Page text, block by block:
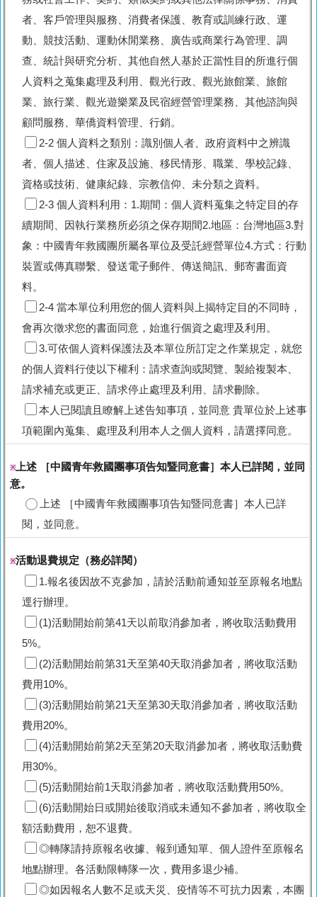
者、客戶管理與服務、消費者保護、教育或訓練行政、運
動、競技活動、運動休閒業務、廣告或商業行為管理、調
查、統計與研究分析、其他自然人基於正當性目的所進行個
人資料之蒐集處理及利用、觀光行政、觀光旅館業、旅館
業、旅行業、觀光遊樂業及民宿經營管理業務、其他諮詢與
顧問服務、華僑資料管理、行銷。
2-2 個人資料之類別：識別個人者、政府資料中之辨識
者、個人描述、住家及設施、移民情形、職業、學校記錄、
資格或技術、健康紀錄、宗教信仰、未分類之資料。
2-3 個人資料利用：1.期間：個人資料蒐集之特定目的存
續期間、因執行業務所必須之保存期間2.地區：台灣地區3.對
象：中國青年救國團所屬各單位及受託經營單位4.方式：行動
裝置或傳真聯繫、發送電子郵件、傳送簡訊、郵寄書面資
料。
2-4 當本單位利用您的個人資料與上揭特定目的不同時，
會再次徵求您的書面同意，始進行個資之處理及利用。
3.可依個人資料保護法及本單位所訂定之作業規定，就您
的個人資料行使以下權利：請求查詢或閱覽、製給複製本、
請求補充或更正、請求停止處理及利用、請求刪除。
本人已閱讀且瞭解上述告知事項，並同意 貴單位於上述事
項範圍內蒐集、處理及利用本人之個人資料，請選擇同意。
※上述 ［中國青年救國團事項告知暨同意書］本人已詳閱，並同
意。
上述 ［中國青年救國團事項告知暨同意書］本人已詳
閱，並同意。
※活動退費規定（務必詳閱）
1.報名後因故不克參加，請於活動前通知並至原報名地點
逕行辦理。
(1)活動開始前第41天以前取消參加者，將收取活動費用
5%。
(2)活動開始前第31天至第40天取消參加者，將收取活動
費用10%。
(3)活動開始前第21天至第30天取消參加者，將收取活動
費用20%。
(4)活動開始前第2天至第20天取消參加者，將收取活動費
用30%。
(5)活動開始前1天取消參加者，將收取活動費用50%。
(6)活動開始日或開始後取消或未通知不參加者，將收取全
額活動費用，恕不退費。
◎轉隊請持原報名收據、報到通知單、個人證件至原報名
地點辦理。各活動限轉隊一次，費用多退少補。
◎如因報名人數不足或天災、疫情等不可抗力因素，本團